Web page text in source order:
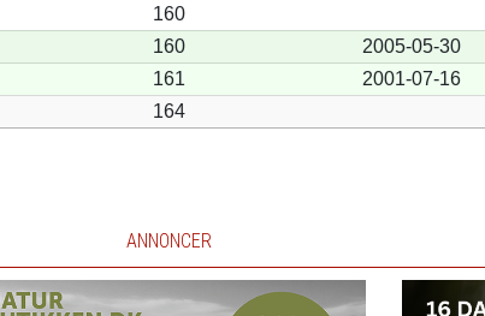
160
160 2005-05-30
161 2001-07-16
164
ANNONCER